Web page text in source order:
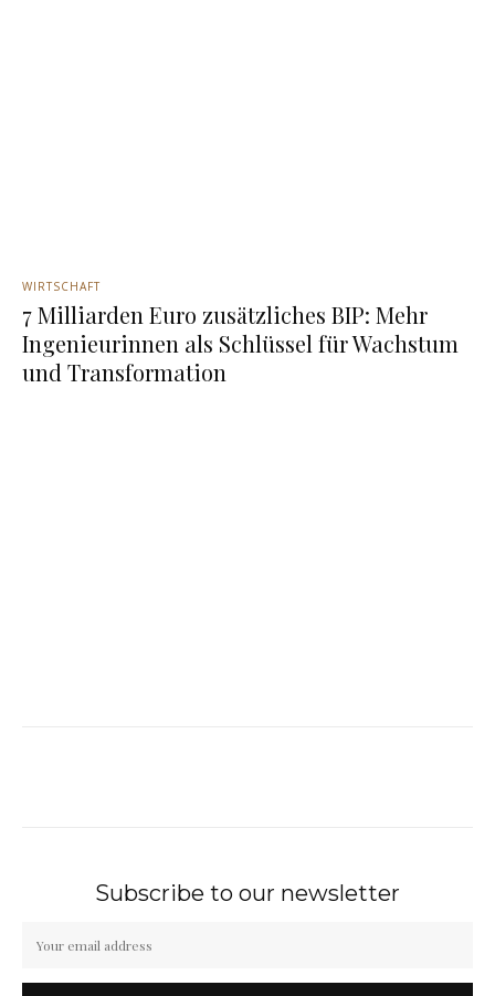
WIRTSCHAFT
7 Milliarden Euro zusätzliches BIP: Mehr
Ingenieurinnen als Schlüssel für Wachstum
und Transformation
Subscribe to our newsletter